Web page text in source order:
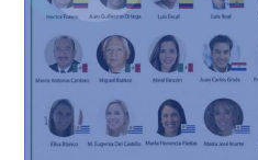
OFTALMOCORDOBA
2022